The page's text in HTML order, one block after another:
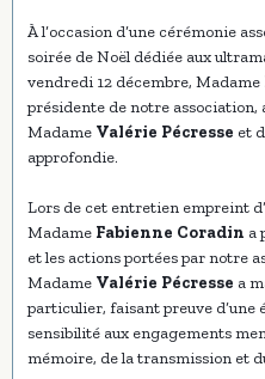
À l’occasion d’une cérémonie
soirée de Noël dédiée aux
vendredi 12 décembre, Madame
présidente de notre association,
Madame Valérie Pécresse et
approfondie.
Lors de cet entretien empreint
Madame Fabienne Coradin a
et les actions portées par notre
Madame Valérie Pécresse a
particulier, faisant preuve d’une
sensibilité aux engagements
mémoire, de la transmission et